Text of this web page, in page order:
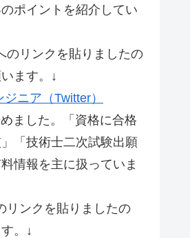
ポイントを紹介してい
のリンクを貼りましたの
ます。↓
ニア（Twitter）
ました。「資格に合格
「技術士二次試験出願
情報を主に扱っていま
リンクを貼りましたの
。↓